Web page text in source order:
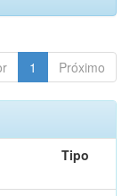
1 Próximo
Tipo